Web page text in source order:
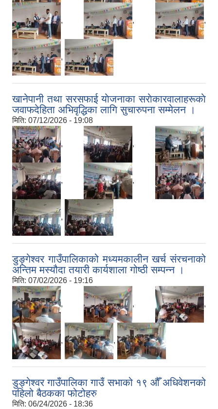
, , ,
,
खानेपानी तथा सरसफाई याेजनाका सराेकारवालाहरूकाे
जवाफदेहिता अभिवृद्धिका लागि सुचारुपना सम्मेलन ।
मिति: 07/12/2026 - 19:08
, , ,
, , ,
,
डुङ्गेश्वर गाउँपालिकाको मध्यमकालीन खर्च संरचनाको
अन्तिम मस्यौदा तयारी कार्यशाला गोष्ठी सम्पन्न ।
मिति: 07/02/2026 - 19:16
, , ,
, ,
डुङ्गेश्वर गाउँपालिका गाउँ सभाको १९ औँ अधिवेशनको
पहिलो बैठकका फोटोहरु
मिति: 06/24/2026 - 18:36